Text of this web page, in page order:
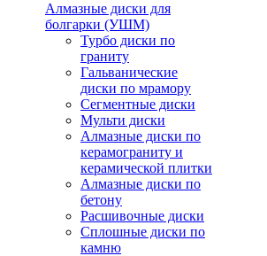
Алмазные диски для
болгарки (УШМ)
Турбо диски по
граниту
Гальванические
диски по мрамору
Сегментные диски
Мульти диски
Алмазные диски по
керамограниту и
керамической плитки
Алмазные диски по
бетону
Расшивочные диски
Сплошные диски по
камню